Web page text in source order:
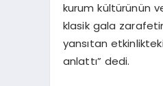
kurum kültürünün
klasik gala
yansıtan
anlattı” dedi.